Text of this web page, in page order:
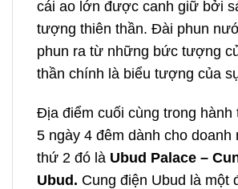
cái ao lớn được canh giữ bởi
tượng thiên thần. Đài phun
phun ra từ những bức tượng
thần chính là biểu tượng của
Địa điểm cuối cùng trong hành
5 ngày 4 đêm dành cho doanh
thứ 2 đó là Ubud Palace –
Ubud. Cung điện Ubud là một